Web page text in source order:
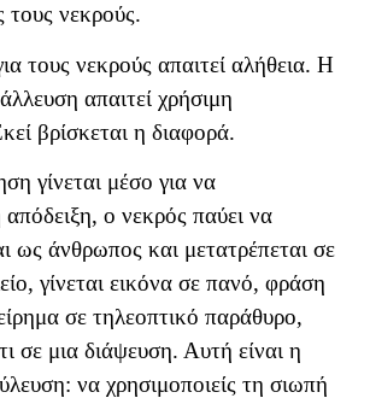
νεκρούς.
τους νεκρούς απαιτεί αλήθεια. Η
απαιτεί χρήσιμη
βρίσκεται η διαφορά.
γίνεται μέσο για να
ο νεκρός παύει να
ως άνθρωπος και μετατρέπεται σε
γίνεται εικόνα σε πανό, φράση
σε τηλεοπτικό παράθυρο,
σε μια διάψευση. Αυτή είναι η
να χρησιμοποιείς τη σιωπή